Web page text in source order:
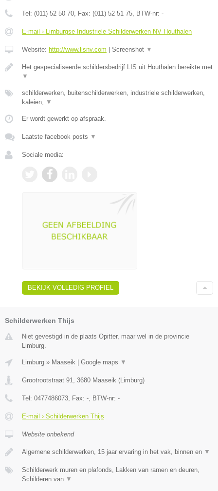
Tel: (011) 52 50 70, Fax: (011) 52 51 75, BTW-nr: -
E-mail › Limburgse Industriele Schilderwerken NV Houthalen
Website: http://www.lisnv.com Screenshot ▼
Het gespecialiseerde schildersbedrijf LIS uit Houthalen bereikte met
▼
schilderwerken, buitenschilderwerken, industriele schilderwerken,
kaleien, ▼
Er wordt gewerkt op afspraak.
Laatste facebook posts ▼
Sociale media:
BEKIJK VOLLEDIG PROFIEL
Schilderwerken Thijs
Niet gevestigd in de plaats Opitter, maar wel in de provincie
Limburg.
Limburg » Maaseik Google maps ▼
Grootrootstraat 91 3680 Maaseik ( Limburg)
Tel: 0477486073 , Fax: - , BTW-nr: -
E-mail › Schilderwerken Thijs
Website onbekend
Algemene schilderwerken, 15 jaar ervaring in het vak, binnen en ▼
Schilderwerk muren en plafonds, Lakken van ramen en deuren,
Schilderen van ▼